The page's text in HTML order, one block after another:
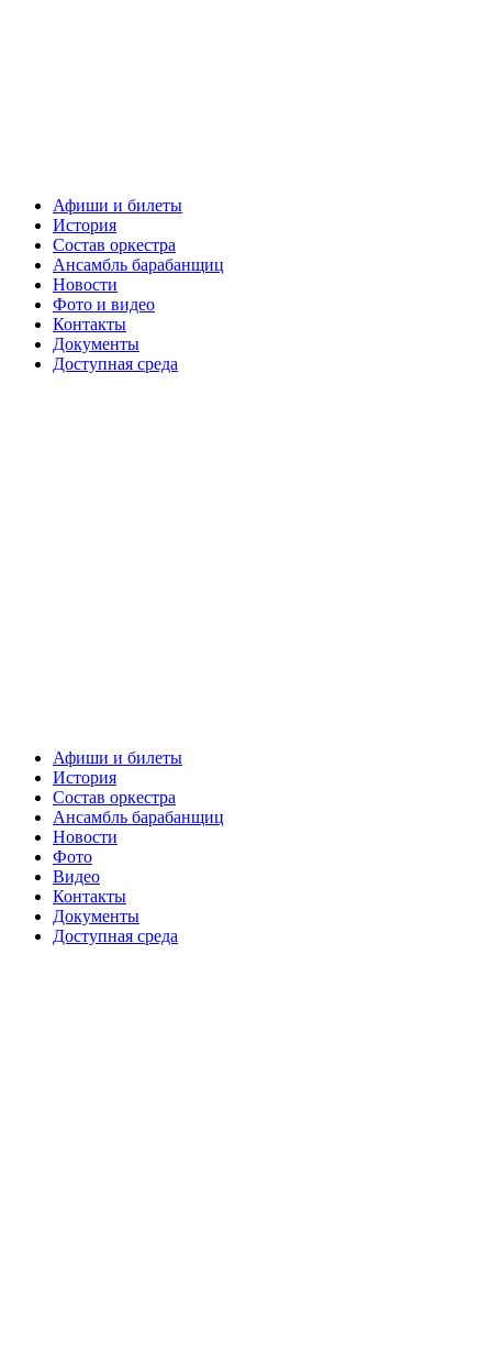
Афиши и билеты
История
Состав оркестра
Ансамбль барабанщиц
Новости
Фото и видео
Контакты
Документы
Доступная среда
Афиши и билеты
История
Состав оркестра
Ансамбль барабанщиц
Новости
Фото
Видео
Контакты
Документы
Доступная среда